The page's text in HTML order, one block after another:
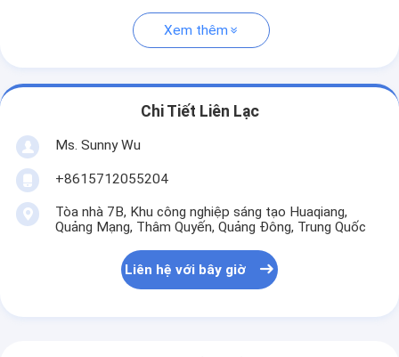
Xem thêm
Chi Tiết Liên Lạc
Ms. Sunny Wu
+8615712055204
Tòa nhà 7B, Khu công nghiệp sáng tạo Huaqiang,
Quảng Mạng, Thâm Quyến, Quảng Đông, Trung Quốc
Liên hệ với bây giờ